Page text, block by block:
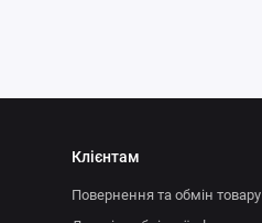
Клієнтам
Повернення та обмін товару